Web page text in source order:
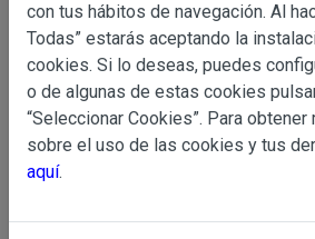
Información
Básica
sobre
de Datos
OBJETO
Las presentes Condiciones
web www.perustocks.es, del
YACARINE (en adelante,
La adquisición de
con tus hábitos de navegación. Al
Todas” estarás aceptando la
cookies. Si lo deseas, puedes
o de algunas de estas cookies
“Seleccionar Cookies”. Para
sobre el uso de las cookies y tus
aquí.